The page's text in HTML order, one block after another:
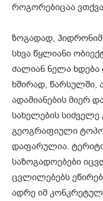
როგორებიცაა
ზოგადად,
სხვა წყლიანი
ძალიან ნელა ხდება
ხშირად, წარსულში,
ადამიანების მიერ
სახელების სიძველე
გეოგრაფიული
დაფარულია.
საზოგადოებები
ცვლილებებს
ადრე იმ კონკრეტულ